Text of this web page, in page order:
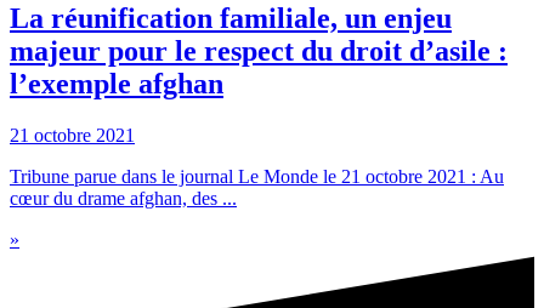
La réunification familiale, un enjeu
majeur pour le respect du droit d’asile :
l’exemple afghan
21 octobre 2021
Tribune parue dans le journal Le Monde le 21 octobre 2021 : Au
cœur du drame afghan, des ...
»